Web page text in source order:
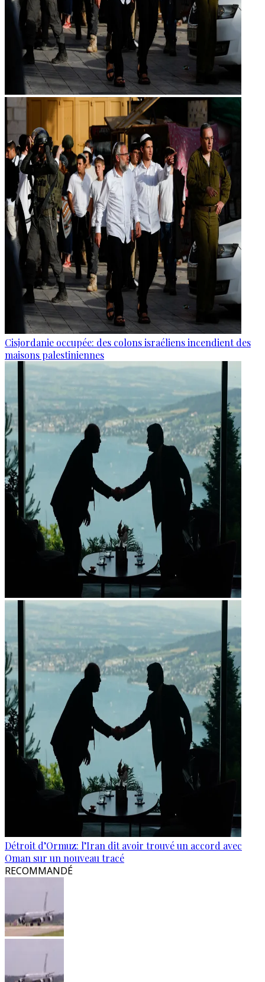
Cisjordanie occupée: des colons israéliens incendient des
maisons palestiniennes
Détroit d’Ormuz: l’Iran dit avoir trouvé un accord avec
Oman sur un nouveau tracé
RECOMMANDÉ